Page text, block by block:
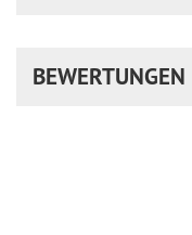
BEWERTUNGEN